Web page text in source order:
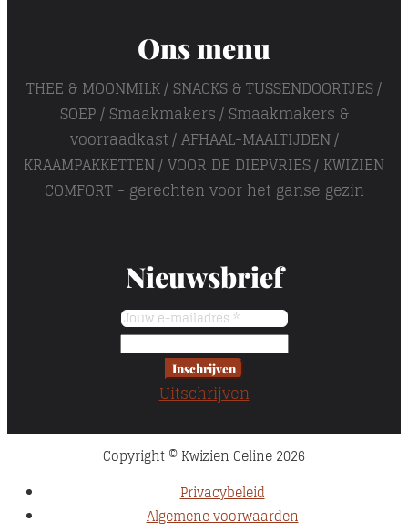
Ons menu
THEE & MOONMILK SNACKS & TUSSENDOORTJES
SOEP Smaakmakers Smaakmakers &
voorraadkast AFHAAL-MAALTIJDEN
KRAAMPAKKETTEN VOOR DE DIEPVRIES KWIZIEN
COMFORT - gerechten voor het ganse gezin
Nieuwsbrief
Inschrijven
Uitschrijven
Copyright © Kwizien Celine 2026
Privacybeleid
Algemene voorwaarden